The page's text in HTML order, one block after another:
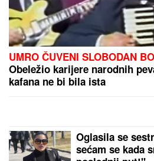
UMRO ČUVENI SLOBODAN
Obeležio karijere narodnih
kafana ne bi bila ista
Oglasila se
sećam se kada